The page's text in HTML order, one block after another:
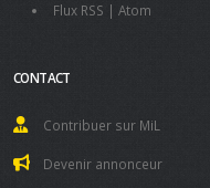
Flux RSS | Atom
CONTACT
Contribuer sur MiL
Devenir annonceur